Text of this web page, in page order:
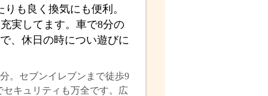
も良く換気にも便利。
実してます。車で8分の
、休日の時につい遊びに
。セブンイレブンまで徒歩9
キュリティも万全です。広